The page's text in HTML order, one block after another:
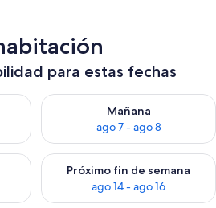
para estas fechas
hoy ago 6 - ago 7
Mañana
ago 7 - ago 8
Consulta la disponibilidad
para este fin de semana ago 7 -
Próximo fin de semana
ago 14 - ago 16
Consulta la disponibilidad